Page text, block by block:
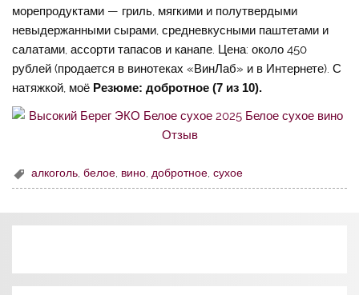
морепродуктами — гриль, мягкими и полутвердыми
невыдержанными сырами, средневкусными паштетами и
салатами, ассорти тапасов и канапе. Цена: около 450
рублей (продается в винотеках «ВинЛаб» и в Интернете). С
натяжкой, моё Резюме: добротное (7 из 10).
алкоголь ,белое вино добротное ,сухое